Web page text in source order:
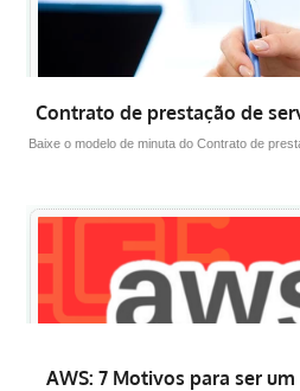
Contrato de prestação de
Baixe o modelo de minuta do Contrato de
AWS: 7 Motivos para ser